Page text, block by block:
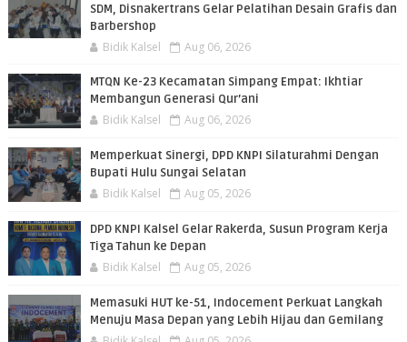
SDM, Disnakertrans Gelar Pelatihan Desain Grafis dan
Barbershop
Bidik Kalsel Aug 06, 2026
MTQN Ke-23 Kecamatan Simpang Empat: Ikhtiar
Membangun Generasi Qur’ani
Bidik Kalsel Aug 06, 2026
Memperkuat Sinergi, DPD KNPI Silaturahmi Dengan
Bupati Hulu Sungai Selatan
Bidik Kalsel Aug 05, 2026
DPD KNPI Kalsel Gelar Rakerda, Susun Program Kerja
Tiga Tahun ke Depan
Bidik Kalsel Aug 05, 2026
Memasuki HUT ke-51, Indocement Perkuat Langkah
Menuju Masa Depan yang Lebih Hijau dan Gemilang